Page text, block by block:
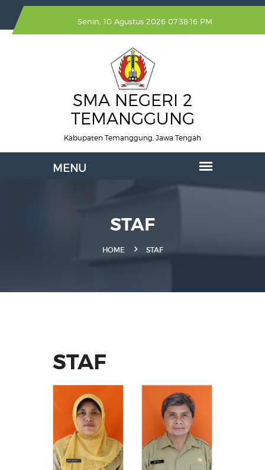
Senin, 10 Agustus 2026 07:38:16 PM
SMA NEGERI 2
TEMANGGUNG
Kabupaten Temanggung, Jawa Tengah
STAF
HOME STAF
STAF